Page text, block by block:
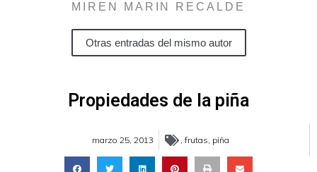
MIREN MARIN RECALDE
Otras entradas del mismo autor
Propiedades de la piña
marzo 25, 2013 , frutas, piña